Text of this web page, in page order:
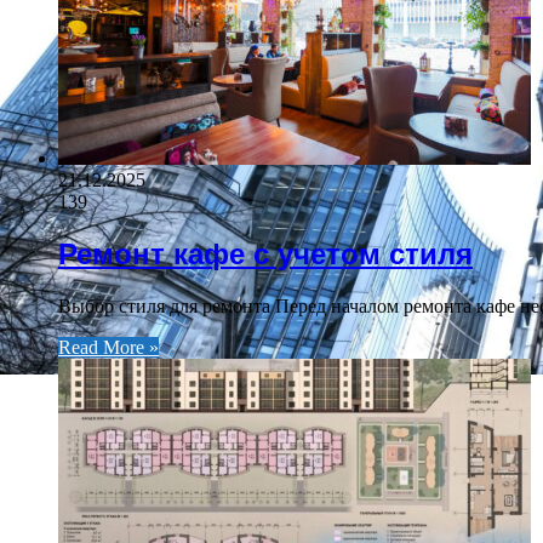
21.12.2025
139
Ремонт кафе с учетом стиля
Выбор стиля для ремонта Перед началом ремонта кафе
Read More »